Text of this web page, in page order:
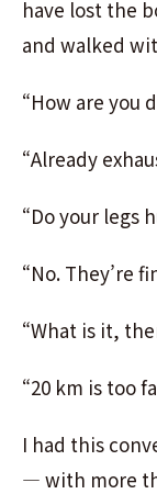
have lost the
and walked
“How are you
“Already
“Do your legs
“No. They’re
“What is it,
“20 km is too
I had this
— with more